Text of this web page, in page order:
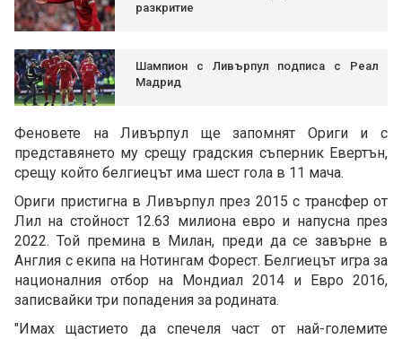
разкритие
Шампион с Ливърпул подписа с Реал
Мадрид
Феновете на Ливърпул ще запомнят Ориги и с
представянето му срещу градския съперник Евертън,
срещу който белгиецът има шест гола в 11 мача.
Ориги пристигна в Ливърпул през 2015 с трансфер от
Лил на стойност 12.63 милиона евро и напусна през
2022. Той премина в Милан, преди да се завърне в
Англия с екипа на Нотингам Форест. Белгиецът игра за
националния отбор на Мондиал 2014 и Евро 2016,
записвайки три попадения за родината.
"Имах щастието да спечеля част от най-големите